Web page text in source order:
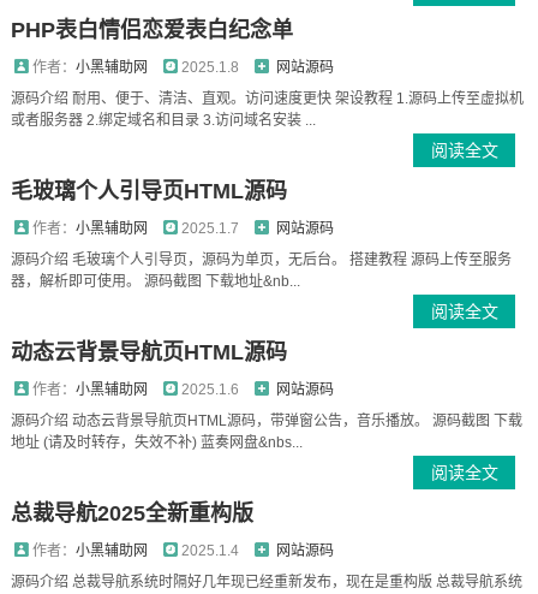
PHP表白情侣恋爱表白纪念单
作者： 小黑辅助网 2025.1.8
网站源码
源码介绍 耐用、便于、清洁、直观。访问速度更快 架设教程 1.源码上传至虚拟机
或者服务器 2.绑定域名和目录 3.访问域名安装 ...
阅读全文
毛玻璃个人引导页HTML源码
作者： 小黑辅助网 2025.1.7
网站源码
源码介绍 毛玻璃个人引导页，源码为单页，无后台。 搭建教程 源码上传至服务
器，解析即可使用。 源码截图 下载地址&nb...
阅读全文
动态云背景导航页HTML源码
作者： 小黑辅助网 2025.1.6
网站源码
源码介绍 动态云背景导航页HTML源码，带弹窗公告，音乐播放。 源码截图 下载
地址 (请及时转存，失效不补) 蓝奏网盘&nbs...
阅读全文
总裁导航2025全新重构版
作者： 小黑辅助网 2025.1.4
网站源码
源码介绍 总裁导航系统时隔好几年现已经重新发布，现在是重构版 总裁导航系统